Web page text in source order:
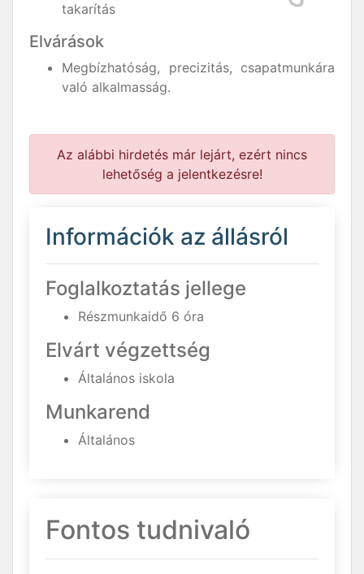
takarítás
Elvárások
Megbízhatóság, precizitás, csapatmunkára
való alkalmasság.
Az alábbi hirdetés már lejárt, ezért nincs
lehetőség a jelentkezésre!
Információk az állásról
Foglalkoztatás jellege
Részmunkaidő 6 óra
Elvárt végzettség
Általános iskola
Munkarend
Általános
Fontos tudnivaló